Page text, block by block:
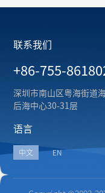
联系我们
+86-755-
深圳市南山区粤海街道
后海中心30-31层
语言
中文 EN